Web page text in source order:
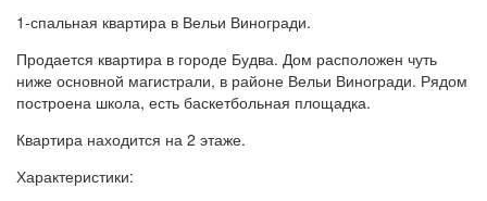
1-спальная квартира в Вельи Виногради.
Продается квартира в городе Будва. Дом расположен чуть
ниже основной магистрали, в районе Вельи Виногради. Рядом
построена школа, есть баскетбольная площадка.
Квартира находится на 2 этаже.
Характеристики: